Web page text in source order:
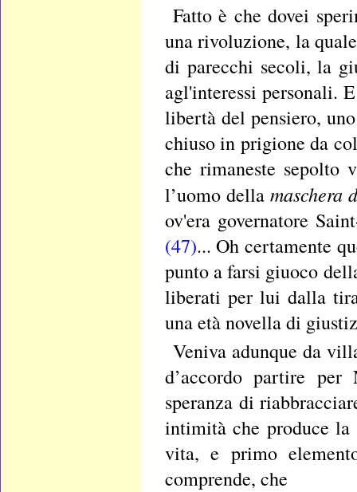
Fatto è che dovei
una rivoluzione, la
di parecchi secoli, la
agl'interessi personali.
libertà del pensiero,
chiuso in prigione da
che rimaneste sepolto
l’uomo dellamaschera
ov'era governatore
(47)... Oh certamente
punto a farsi giuoco
liberati per lui dalla
una età novella di
Veniva adunque da
d’accordo partire
speranza di
intimità che produce
vita, e primo
comprende, che